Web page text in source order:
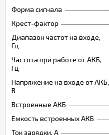
Форма сигнала
Крест-фактор
Диапазон частот на входе,
Гц
Частота при работе от АКБ,
Гц
Напряжение на входе от АКБ,
В
Встроенные АКБ
Емкость встроенных АКБ
Ток зарядки, А